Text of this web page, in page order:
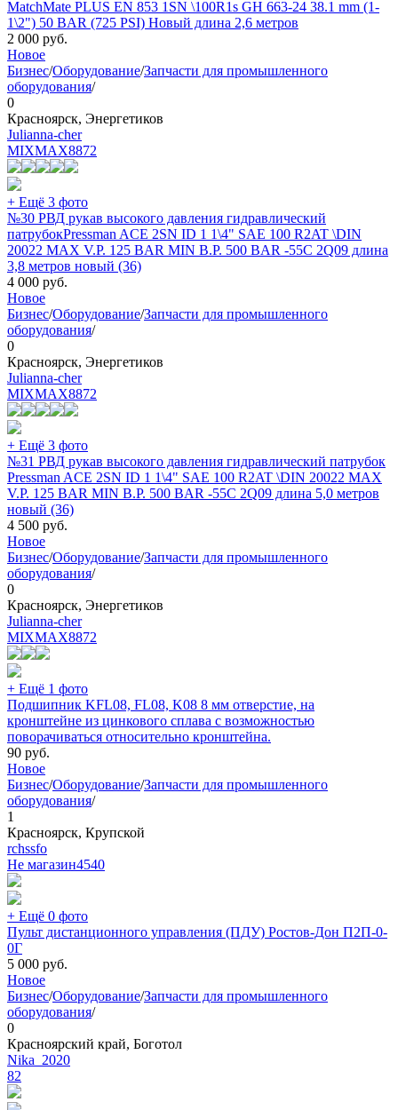
MatchMate PLUS EN 853 1SN \100R1s GH 663-24 38.1 mm (1-
1\2") 50 BAR (725 PSI) Новый длина 2,6 метров
2 000 руб.
Новое
Бизнес/Оборудование/Запчасти для промышленного
оборудования/
0
Красноярск, Энергетиков
Julianna-cher
MIXMAX8872
+ Ещё 3 фото
№30 РВД рукав высокого давления гидравлический
патрубокPressman ACE 2SN ID 1 1\4" SAE 100 R2AT \DIN
20022 MAX V.P. 125 BAR MIN B.P. 500 BAR -55C 2Q09 длина
3,8 метров новый (36)
4 000 руб.
Новое
Бизнес/Оборудование/Запчасти для промышленного
оборудования/
0
Красноярск, Энергетиков
Julianna-cher
MIXMAX8872
+ Ещё 3 фото
№31 РВД рукав высокого давления гидравлический патрубок
Pressman ACE 2SN ID 1 1\4" SAE 100 R2AT \DIN 20022 MAX
V.P. 125 BAR MIN B.P. 500 BAR -55C 2Q09 длина 5,0 метров
новый (36)
4 500 руб.
Новое
Бизнес/Оборудование/Запчасти для промышленного
оборудования/
0
Красноярск, Энергетиков
Julianna-cher
MIXMAX8872
+ Ещё 1 фото
Подшипник KFL08, FL08, K08 8 мм отверстие, на
кронштейне из цинкового сплава с возможностью
поворачиваться относительно кронштейна.
90 руб.
Новое
Бизнес/Оборудование/Запчасти для промышленного
оборудования/
1
Красноярск, Крупской
rchssfo
Не магазин4540
+ Ещё 0 фото
Пульт дистанционного управления (ПДУ) Ростов-Дон П2П-0-
0Г
5 000 руб.
Новое
Бизнес/Оборудование/Запчасти для промышленного
оборудования/
0
Красноярский край, Боготол
Nika_2020
82